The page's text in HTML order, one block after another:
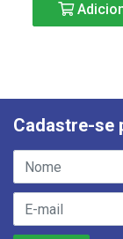
Cadastre-se